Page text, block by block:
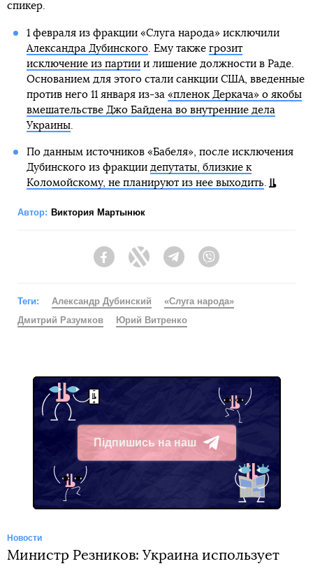
спикер.
1 февраля из фракции «Слуга народа» исключили
Александра Дубинского. Ему также грозит
исключение из партиии лишение должности в Раде.
Основанием для этого стали санкции США, введенные
против него 11 января из-за «пленок Деркача» о якобы
вмешательстве Джо Байдена во внутренние дела
Украины.
По данным источников «Бабеля», после исключения
Дубинского из фракции депутаты, близкие к
Коломойскому, не планируют из нее выходить.
Автор: Виктория Мартынюк
FacebookTwitter Telegram
Теги: Александр Дубинский
«Слуга народа»
Дмитрий Разумков
Юрий Витренко
Підпишись на наш
Telegram
Новости
Министр Резников: Украина использует